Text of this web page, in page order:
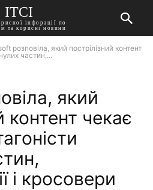
ITCI
інфорації по
та корисні новини
розповіла, який пострілізний контент
частин,...
який
контент чекає
і кросовери